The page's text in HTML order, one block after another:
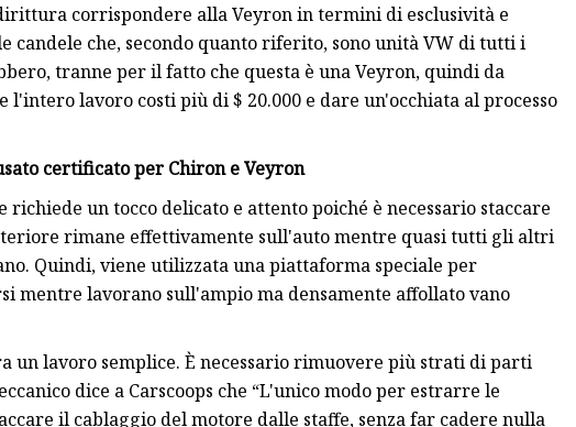
corrispondere alla Veyron in termini di esclusività e
candele che, secondo quanto riferito, sono unità VW di tutti i
tranne per il fatto che questa è una Veyron, quindi da
l'intero lavoro costi più di $ 20.000 e dare un'occhiata al processo
certificato per Chiron e Veyron
un tocco delicato e attento poiché è necessario staccare
rimane effettivamente sull'auto mentre quasi tutti gli altri
Quindi, viene utilizzata una piattaforma speciale per
mentre lavorano sull'ampio ma densamente affollato vano
un lavoro semplice. È necessario rimuovere più strati di parti
dice a Carscoops che “L'unico modo per estrarre le
il cablaggio del motore dalle staffe, senza far cadere nulla